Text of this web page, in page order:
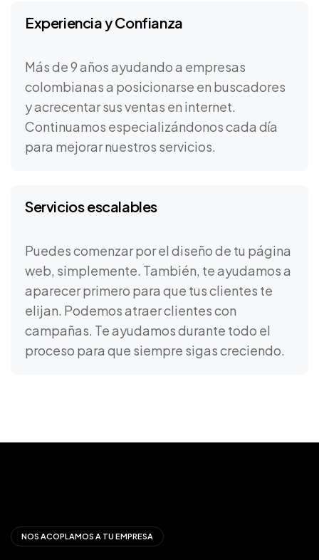
Experiencia y Confianza
Más de 9 años ayudando a empresas
colombianas a posicionarse en buscadores
y acrecentar sus ventas en internet.
Continuamos especializándonos cada día
para mejorar nuestros servicios.
Servicios escalables
Puedes comenzar por el diseño de tu página
web, simplemente. También, te ayudamos a
aparecer primero para que tus clientes te
elijan. Podemos atraer clientes con
campañas. Te ayudamos durante todo el
proceso para que siempre sigas creciendo.
NOS ACOPLAMOS A TU EMPRESA